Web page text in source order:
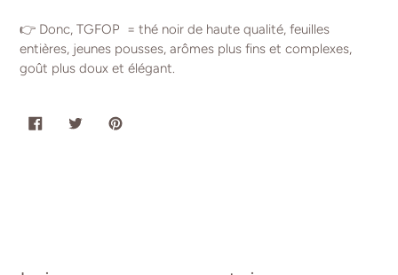
👉 Donc, TGFOP = thé noir de haute qualité, feuilles
entières, jeunes pousses, arômes plus fins et complexes,
goût plus doux et élégant.
PARTAGERTWEETER